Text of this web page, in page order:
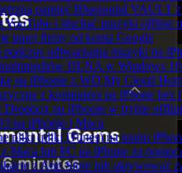
pamięć Bluesound VAULT
YouTube i słuchać muzyki offline
innej firmy od konta Google
odtwarzania muzyki na
DLNA w Windows
na iPhonie z WD My Cloud
z komputera na iPhone
Dropbox na iPhonie w trybie
na iPhonie i Macu
pliki (pliki iTunes) na moim
Maca lub PC na iPhone za
z App Store lub aktywować